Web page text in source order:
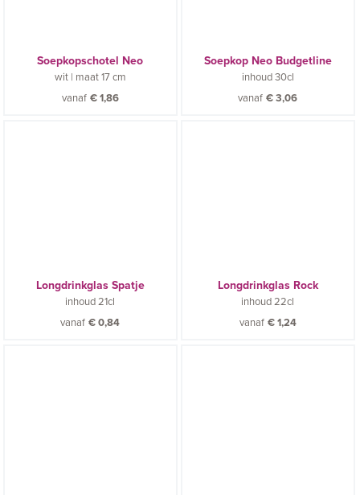
Soepkopschotel Neo
wit| maat17 cm
vanaf €1,86
Soepkop Neo Budgetline
inhoud30cl
vanaf €3,06
Longdrinkglas Spatje
inhoud21cl
vanaf €0,84
Longdrinkglas Rock
inhoud22cl
vanaf €1,24